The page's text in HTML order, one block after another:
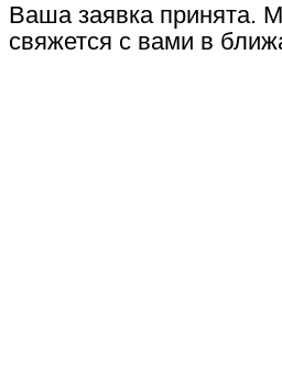
Ваша заявка принята.
свяжется с вами в